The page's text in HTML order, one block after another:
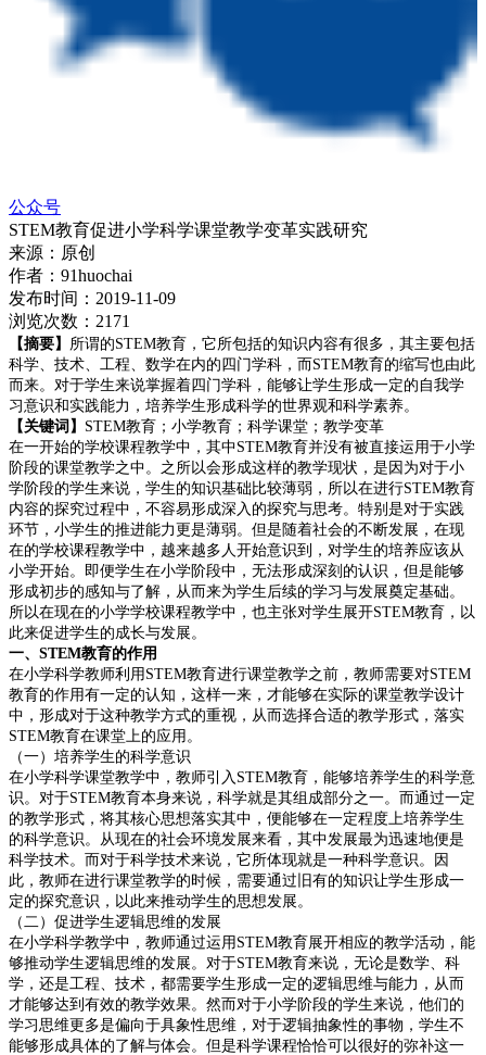
公众号
STEM教育促进小学科学课堂教学变革实践研究
来源： 原创
作者： 91huochai
发布时间： 2019-11-09
浏览次数： 2171
【摘要】 所谓的STEM教育，它所包括的知识内容有很多，其主要包括
科学、技术、工程、数学在内的四门学科，而 STEM教育的缩写也由此
而来。对于学生来说掌握着四门学科，能够让学生形成一定的自我学
习意识和实践能力，培养学生形成科学的世界观和科学素养。
【关键词】 STEM教育；小学教育；科学课堂；教学变革
在一开始的学校课程教学中，其中STEM教育并没有被直接运用于小学
阶段的课堂教学之中。之所以会形成这样的教学现状，是因为对于小
学阶段的学生来说，学生的知识基础比较薄弱，所以在进行STEM教育
内容的探究过程中，不容易形成深入的探究与思考。特别是对于实践
环节，小学生的推进能力更是薄弱。但是随着社会的不断发展，在现
在的学校课程教学中，越来越多人开始意识到，对学生的培养应该从
小学开始。即便学生在小学阶段中，无法形成深刻的认识，但是能够
形成初步的感知与了解，从而来为学生后续的学习与发展奠定基础。
所以在现在的小学学校课程教学中，也主张对学生展开STEM教育，以
此来促进学生的成长与发展。
一、 STEM教育的作用
在小学科学教师利用 STEM教育进行课堂教学之前，教师需要对STEM
教育的作用有一定的认知，这样一来，才能够在实际的课堂教学设计
中，形成对于这种教学方式的重视，从而选择合适的教学形式，落实
STEM教育在课堂上的应用。
（一）培养学生的科学意识
在小学科学课堂教学中，教师引入 STEM教育，能够培养学生的科学意
识。对于STEM教育本身来说，科学就是其组成部分之一。而通过一定
的教学形式，将其核心思想落实其中，便能够在一定程度上培养学生
的科学意识。从现在的社会环境发展来看，其中发展最为迅速地便是
科学技术。而对于科学技术来说，它所体现就是一种科学意识。因
此，教师在进行课堂教学的时候，需要通过旧有的知识让学生形成一
定的探究意识，以此来推动学生的思想发展。
（二）促进学生逻辑思维的发展
在小学科学教学中，教师通过运用 STEM教育展开相应的教学活动，能
够推动学生逻辑思维的发展。对于STEM教育来说，无论是数学、科
学，还是工程、技术，都需要学生形成一定的逻辑思维与能力，从而
才能够达到有效的教学效果。然而对于小学阶段的学生来说，他们的
学习思维更多是偏向于具象性思维，对于逻辑抽象性的事物，学生不
能够形成具体的了解与体会。但是科学课程恰恰可以很好的弥补这一